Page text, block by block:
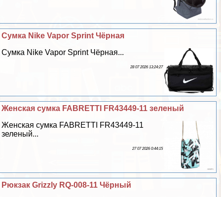
Сумка Nike Vapor Sprint Чёрная
Сумка Nike Vapor Sprint Чёрная...
28 07 2026 13:24:27
Женская сумка FABRETTI FR43449-11 зеленый
Женская сумка FABRETTI FR43449-11
зеленый...
27 07 2026 0:44:15
Рюкзак Grizzly RQ-008-11 Чёрный